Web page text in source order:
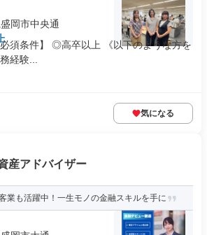
岡市中央通
須条件】 ◎高卒以上 《以下のような方を
経験...
気になる
産アドバイザー
業も活躍中！一生モノの金融スキルを手に